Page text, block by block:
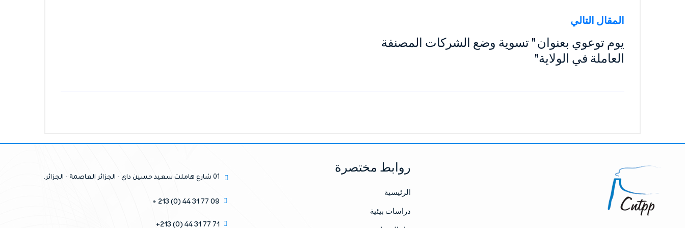
المقال التالي
يوم توعوي بعنوان " تسوية وضع الشركات المصنفة
العاملة في الولاية"
روابط مختصرة
الرئيسية
دراسات بيئية
01 شارع هاملت سعيد حسين داي - الجزائر العاصمة - الجزائر.
09 77 31 44 (0) 213 +
71 77 31 44 (0) 213+